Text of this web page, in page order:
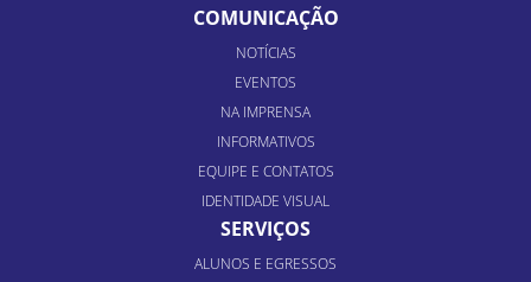
COMUNICAÇÃO
NOTÍCIAS
EVENTOS
NA IMPRENSA
INFORMATIVOS
EQUIPE E CONTATOS
IDENTIDADE VISUAL
SERVIÇOS
ALUNOS E EGRESSOS